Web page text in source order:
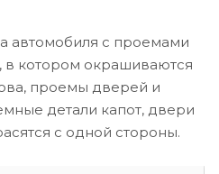
автомобиля с проемами
в котором окрашиваются
проемы дверей и
детали капот, двери
с одной стороны.